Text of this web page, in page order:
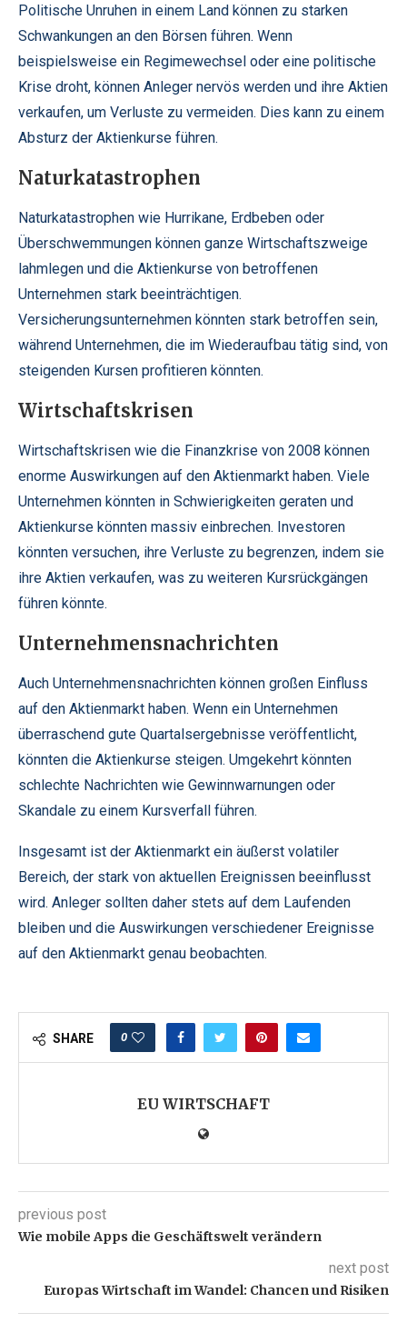
Politische Unruhen in einem Land können zu starken
Schwankungen an den Börsen führen. Wenn
beispielsweise ein Regimewechsel oder eine politische
Krise droht, können Anleger nervös werden und ihre Aktien
verkaufen, um Verluste zu vermeiden. Dies kann zu einem
Absturz der Aktienkurse führen.
Naturkatastrophen
Naturkatastrophen wie Hurrikane, Erdbeben oder
Überschwemmungen können ganze Wirtschaftszweige
lahmlegen und die Aktienkurse von betroffenen
Unternehmen stark beeinträchtigen.
Versicherungsunternehmen könnten stark betroffen sein,
während Unternehmen, die im Wiederaufbau tätig sind, von
steigenden Kursen profitieren könnten.
Wirtschaftskrisen
Wirtschaftskrisen wie die Finanzkrise von 2008 können
enorme Auswirkungen auf den Aktienmarkt haben. Viele
Unternehmen könnten in Schwierigkeiten geraten und
Aktienkurse könnten massiv einbrechen. Investoren
könnten versuchen, ihre Verluste zu begrenzen, indem sie
ihre Aktien verkaufen, was zu weiteren Kursrückgängen
führen könnte.
Unternehmensnachrichten
Auch Unternehmensnachrichten können großen Einfluss
auf den Aktienmarkt haben. Wenn ein Unternehmen
überraschend gute Quartalsergebnisse veröffentlicht,
könnten die Aktienkurse steigen. Umgekehrt könnten
schlechte Nachrichten wie Gewinnwarnungen oder
Skandale zu einem Kursverfall führen.
Insgesamt ist der Aktienmarkt ein äußerst volatiler
Bereich, der stark von aktuellen Ereignissen beeinflusst
wird. Anleger sollten daher stets auf dem Laufenden
bleiben und die Auswirkungen verschiedener Ereignisse
auf den Aktienmarkt genau beobachten.
SHARE 0
EU WIRTSCHAFT
previous post
Wie mobile Apps die Geschäftswelt verändern
next post
Europas Wirtschaft im Wandel: Chancen und Risiken